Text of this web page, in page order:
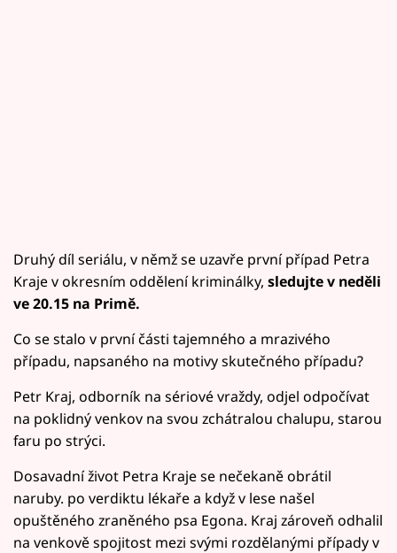
Druhý díl seriálu, v němž se uzavře první případ Petra
Kraje v okresním oddělení kriminálky, sledujte v neděli
ve 20.15 na Primě.
Co se stalo v první části tajemného a mrazivého
případu, napsaného na motivy skutečného případu?
Petr Kraj, odborník na sériové vraždy, odjel odpočívat
na poklidný venkov na svou zchátralou chalupu, starou
faru po strýci.
Dosavadní život Petra Kraje se nečekaně obrátil
naruby. po verdiktu lékaře a když v lese našel
opuštěného zraněného psa Egona. Kraj zároveň odhalil
na venkově spojitost mezi svými rozdělanými případy v